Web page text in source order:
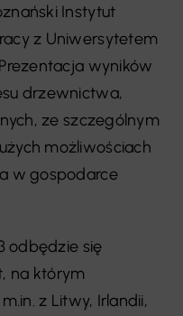
Instytut
z Uniwersytetem
wyników
drzewnictwa,
ze szczególnym
możliwościach
w gospodarce
odbędzie się
na którym
z Litwy, Irlandii,